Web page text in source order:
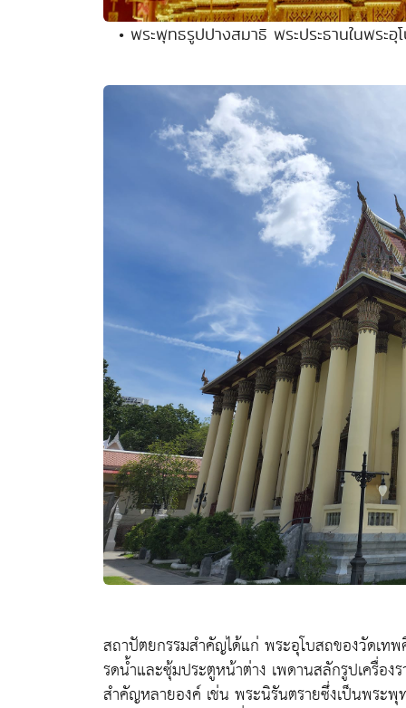
• พระพุทธรูปปางสมาธิ พระประธานในพร
สถาปัตยกรรมสำคัญได้แก่ พระอุโบสถของวัดเท
รดน้ำและซุ้มประตูหน้าต่าง เพดานสลักรูปเครื่อ
สำคัญหลายองค์ เช่น พระนิรันตรายซึ่งเป็นพร